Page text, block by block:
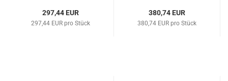
297,44 EUR
297,44 EUR pro Stück
380,74 EUR
380,74 EUR pro Stück